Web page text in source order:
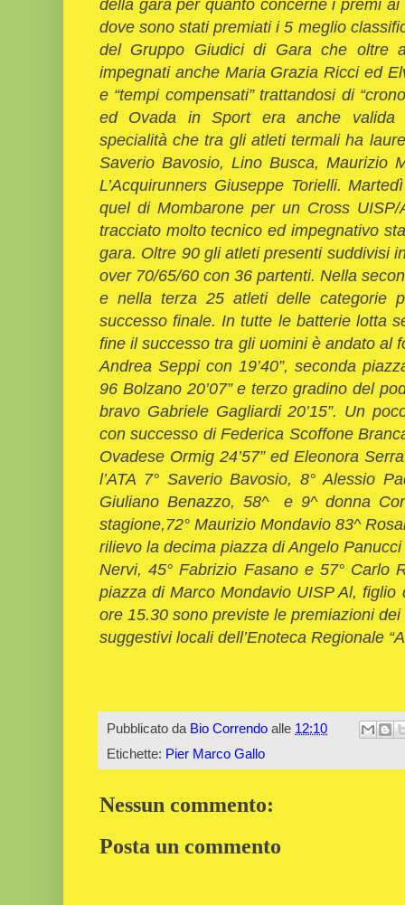
della gara per quanto concerne i premi
dove sono stati premiati i 5 meglio
del Gruppo Giudici di Gara che oltre
impegnati anche Maria Grazia Ricci ed
e “tempi compensati” trattandosi di
ed Ovada in Sport era anche valida
specialità che tra gli atleti termali ha
Saverio Bavosio, Lino Busca, Maurizio
L’Acquirunners Giuseppe Torielli.
quel di Mombarone per un Cross
tracciato molto tecnico ed impegnativo
gara. Oltre 90 gli atleti presenti suddivisi
over 70/65/60 con 36 partenti. Nella
e nella terza 25 atleti delle categorie
successo finale. In tutte le batterie lotta
fine il successo tra gli uomini è andato al
Andrea Seppi con 19’40”, seconda
96 Bolzano 20’07” e terzo gradino del
bravo Gabriele Gagliardi 20’15”. Un
con successo di Federica Scoffone
Ovadese Ormig 24’57” ed Eleonora
l’ATA 7° Saverio Bavosio, 8° Alessio
Giuliano Benazzo, 58^ e 9^ donna
stagione,72° Maurizio Mondavio 83^
rilievo la decima piazza di Angelo
Nervi, 45° Fabrizio Fasano e 57° Carlo
piazza di Marco Mondavio UISP Al, figlio
ore 15.30 sono previste le premiazioni
suggestivi locali dell’Enoteca Regionale
Pubblicato da Bio Correndo alle 12:10
Etichette: Pier Marco Gallo
Nessun commento:
Posta un commento